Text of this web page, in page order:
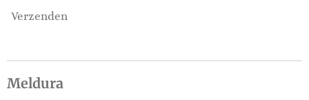
Verzenden
Meldura